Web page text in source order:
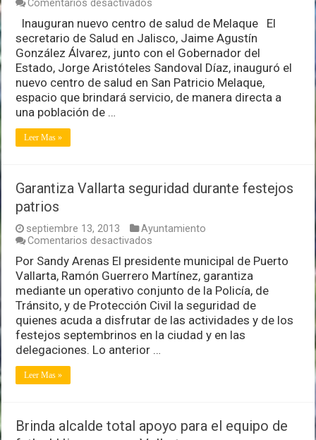
Comentarios desactivados
nuevo
centro
de
salud
de
Melaque
Inauguran nuevo centro de salud de Melaque El
secretario de Salud en Jalisco, Jaime Agustín
González Álvarez, junto con el Gobernador del
Estado, Jorge Aristóteles Sandoval Díaz, inauguró el
nuevo centro de salud en San Patricio Melaque,
espacio que brindará servicio, de manera directa a
una población de …
Leer Mas »
Garantiza Vallarta seguridad durante festejos
patrios
septiembre 13, 2013
Ayuntamiento
Comentarios desactivados
Vallarta
seguridad
durante
festejos
patrios
Por Sandy Arenas El presidente municipal de Puerto
Vallarta, Ramón Guerrero Martínez, garantiza
mediante un operativo conjunto de la Policía, de
Tránsito, y de Protección Civil la seguridad de
quienes acuda a disfrutar de las actividades y de los
festejos septembrinos en la ciudad y en las
delegaciones. Lo anterior …
Leer Mas »
Brinda alcalde total apoyo para el equipo de